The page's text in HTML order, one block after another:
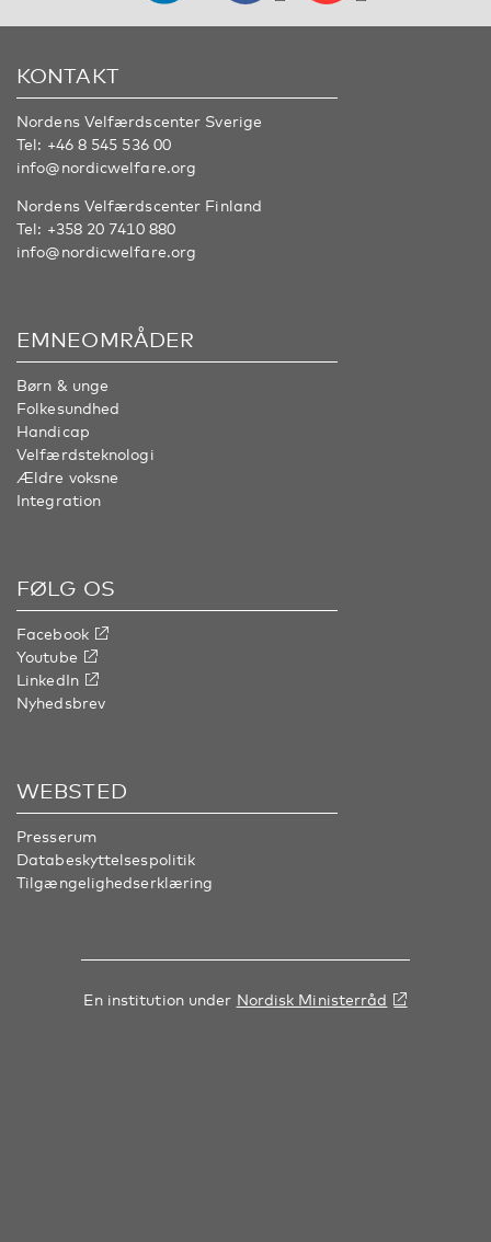
KONTAKT
Nordens Velfærdscenter Sverige
Tel: +46 8 545 536 00
info@nordicwelfare.org
Nordens Velfærdscenter Finland
Tel: +358 20 7410 880
info@nordicwelfare.org
EMNEOMRÅDER
Børn & unge
Folkesundhed
Handicap
Velfærdsteknologi
Ældre voksne
Integration
FØLG OS
Facebook
Youtube
LinkedIn
Nyhedsbrev
WEBSTED
Presserum
Databeskyttelsespolitik
Tilgængelighedserklæring
En institution under Nordisk Ministerråd